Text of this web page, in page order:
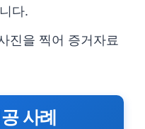
다.
진을 찍어 증거자료
사례